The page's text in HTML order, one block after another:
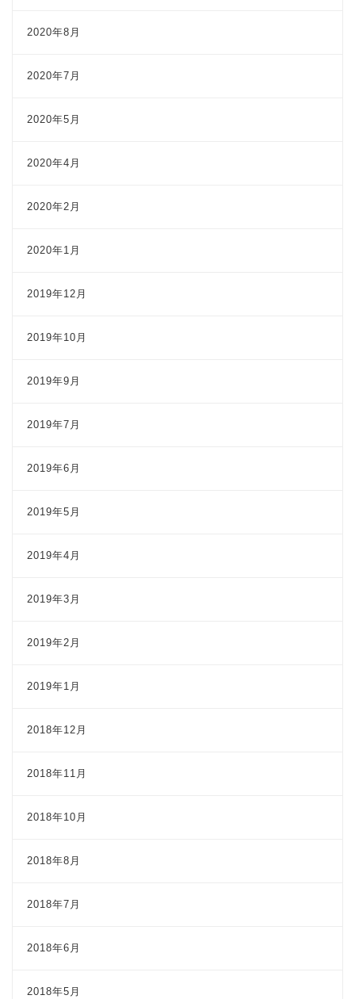
2020年8月
2020年7月
2020年5月
2020年4月
2020年2月
2020年1月
2019年12月
2019年10月
2019年9月
2019年7月
2019年6月
2019年5月
2019年4月
2019年3月
2019年2月
2019年1月
2018年12月
2018年11月
2018年10月
2018年8月
2018年7月
2018年6月
2018年5月